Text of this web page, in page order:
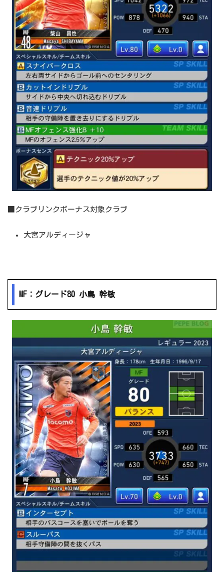
■クラブリンクボーナス対象クラブ
大宮アルディージャ
MF：グレード80 小島 幹敏